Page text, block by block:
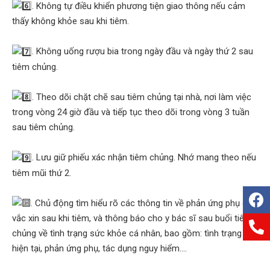
. Không tự điều khiển phương tiện giao thông nếu cảm
thấy không khỏe sau khi tiêm.
. Không uống rượu bia trong ngày đầu và ngày thứ 2 sau
tiêm chủng.
. Theo dõi chặt chẽ sau tiêm chủng tại nhà, nơi làm việc
trong vòng 24 giờ đầu và tiếp tục theo dõi trong vòng 3 tuần
sau tiêm chủng.
. Lưu giữ phiếu xác nhận tiêm chủng. Nhớ mang theo nếu
tiêm mũi thứ 2.
. Chủ động tìm hiểu rõ các thông tin về phản ứng phụ của
vắc xin sau khi tiêm, và thông báo cho y bác sĩ sau buổi tiêm
chủng về tình trạng sức khỏe cá nhân, bao gồm: tình trạng
hiện tại, phản ứng phụ, tác dụng nguy hiểm….